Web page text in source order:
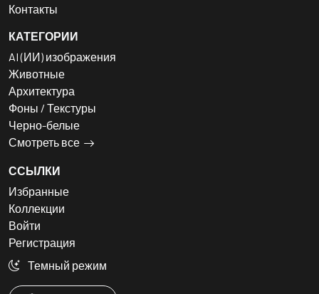
Контакты
КАТЕГОРИИ
AI (ИИ) изображения
Животные
Архитектура
Фоны / Текстуры
Черно-белые
Смотреть все
ССЫЛКИ
Избранные
Коллекции
Войти
Регистрация
Темный режим